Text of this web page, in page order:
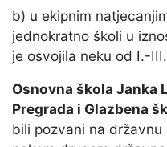
b) u ekipnim
jednokratno školi u
je osvojila neku od I.-
Osnovna škola Janka
Pregrada i Glazbena
bili pozvani na